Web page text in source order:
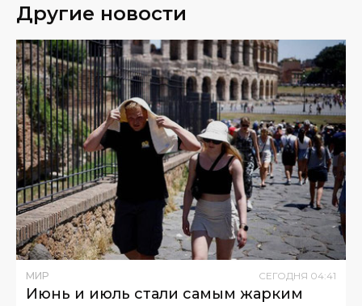
Другие новости
МИР СЕГОДНЯ 04:41
Июнь и июль стали самым жарким